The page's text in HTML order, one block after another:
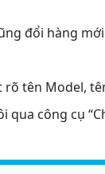
đổi hàng
tên Model,
công cụ